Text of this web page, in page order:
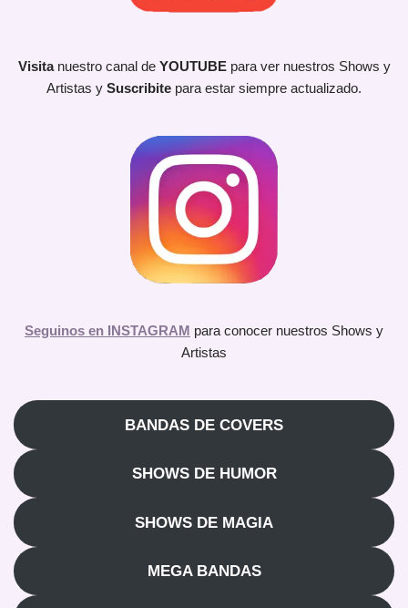
Visita nuestro canal de YOUTUBEpara ver nuestros Shows y
Artistas y Suscribite para estar siempre actualizado.
Seguinos en INSTAGRAM para conocer nuestros Shows y
Artistas
BANDAS DE COVERS
SHOWS DE HUMOR
SHOWS DE MAGIA
MEGA BANDAS